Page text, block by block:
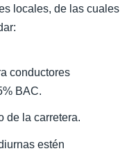
locales, de las cuales
conductores
BAC.
de la carretera.
estén